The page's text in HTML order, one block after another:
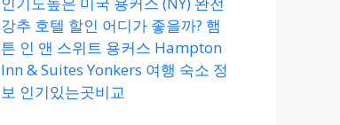
강추 호텔 할인 어디가 좋을까? 햄
튼 인 앤 스위트 용커스 Hampton
Inn & Suites Yonkers 여행 숙소 정
보 인기있는곳비교